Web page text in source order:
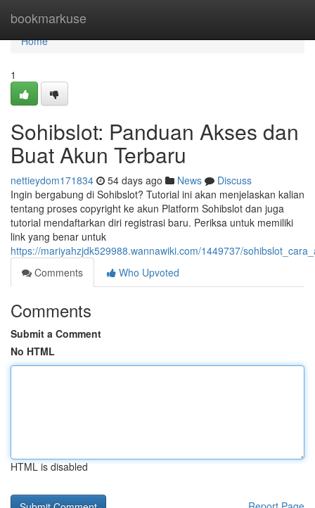
bookmarkuse
Home
Home
1
Sohibslot: Panduan Akses dan
Buat Akun Terbaru
nettieydom171834 54 days ago News
Discuss
Ingin bergabung di Sohibslot? Tutorial ini akan menjelaskan kalian
tentang proses copyright ke akun Platform Sohibslot dan juga
tutorial mendaftarkan diri registrasi baru. Periksa untuk memiliki
link yang benar untuk
https://mariyahzjdk529988.wannawiki.com/1449737/
Comments
Who Upvoted
Comments
Submit a Comment
No HTML
HTML is disabled